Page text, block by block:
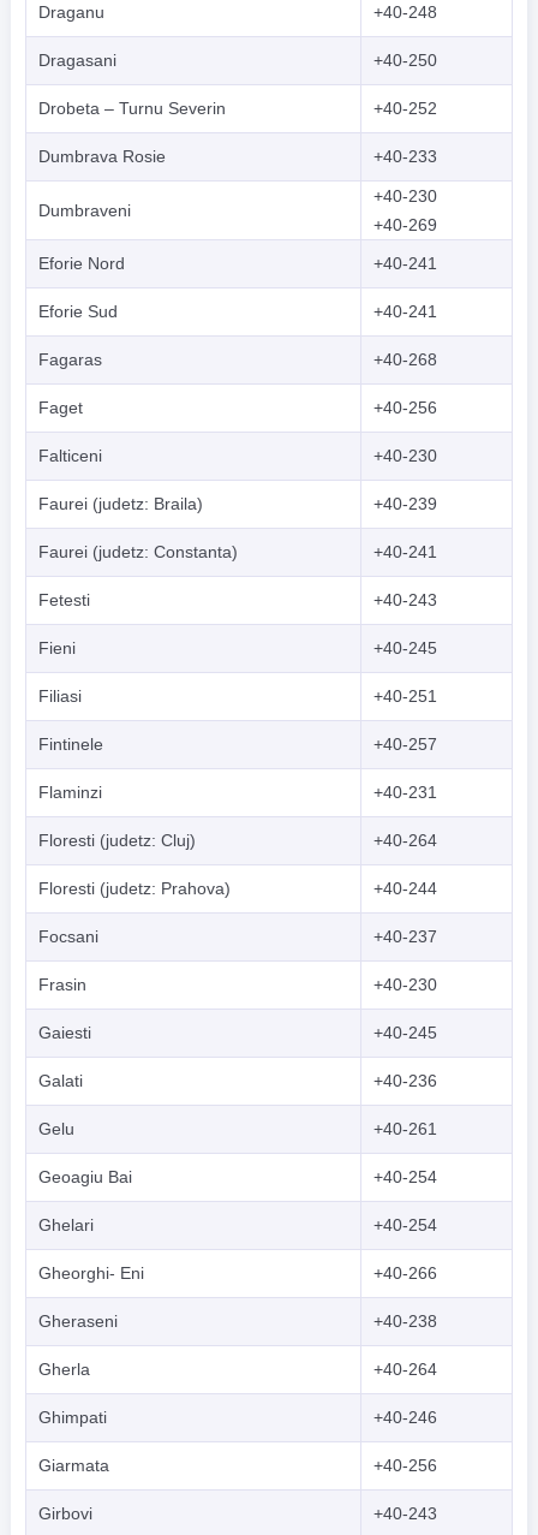
Draganu +40-248
Dragasani +40-250
Drobeta – Turnu Severin +40-252
Dumbrava Rosie +40-233
Dumbraveni
+40-230
+40-269
Eforie Nord
+40-241
Eforie Sud +40-241
Fagaras +40-268
Faget +40-256
Falticeni +40-230
Faurei (judetz: Braila) +40-239
Faurei (judetz: Constanta) +40-241
Fetesti +40-243
Fieni +40-245
Filiasi +40-251
Fintinele +40-257
Flaminzi +40-231
Floresti (judetz: Cluj) +40-264
Floresti (judetz: Prahova) +40-244
Focsani +40-237
Frasin +40-230
Gaiesti +40-245
Galati +40-236
Gelu +40-261
Geoagiu Bai +40-254
Ghelari +40-254
Gheorghi- Eni +40-266
Gheraseni +40-238
Gherla +40-264
Ghimpati +40-246
Giarmata +40-256
Girbovi +40-243